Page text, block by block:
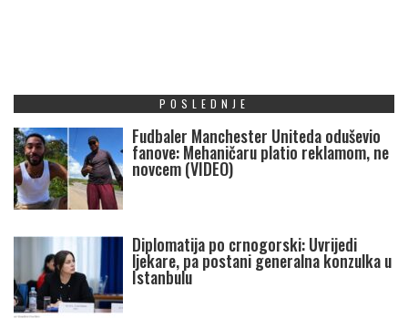
POSLEDNJE
Fudbaler Manchester Uniteda oduševio
fanove: Mehaničaru platio reklamom, ne
novcem (VIDEO)
Diplomatija po crnogorski: Uvrijedi
ljekare, pa postani generalna konzulka u
Istanbulu